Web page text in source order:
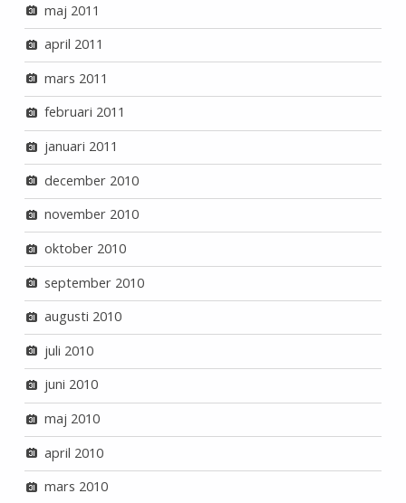
maj 2011
april 2011
mars 2011
februari 2011
januari 2011
december 2010
november 2010
oktober 2010
september 2010
augusti 2010
juli 2010
juni 2010
maj 2010
april 2010
mars 2010